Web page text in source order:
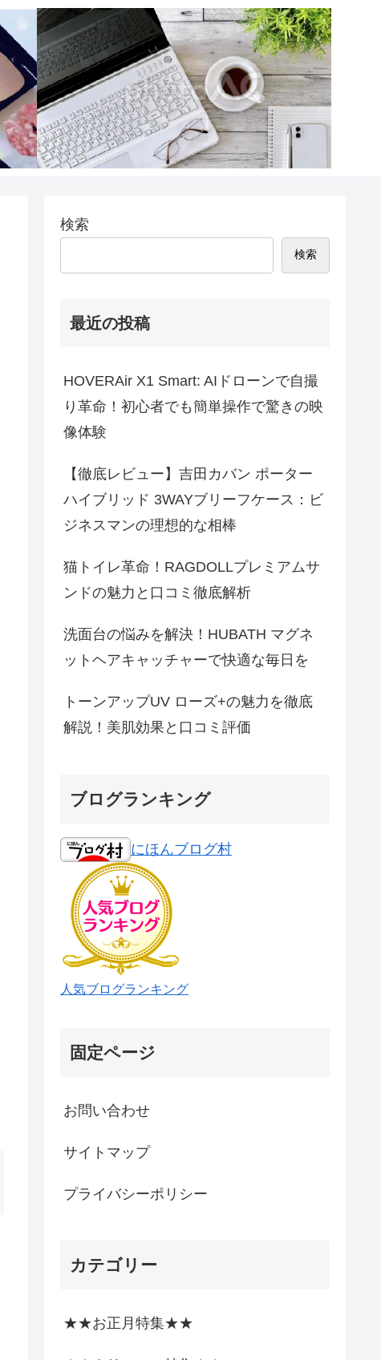
検索
検索
最近の投稿
HOVERAir X1 Smart: AIドローンで自撮
り革命！初心者でも簡単操作で驚きの映
像体験
【徹底レビュー】吉田カバン ポーター
ハイブリッド 3WAYブリーフケース：ビ
ジネスマンの理想的な相棒
猫トイレ革命！RAGDOLLプレミアムサ
ンドの魅力と口コミ徹底解析
洗面台の悩みを解決！HUBATH マグネ
ットヘアキャッチャーで快適な毎日を
トーンアップUV ローズ+の魅力を徹底
解説！美肌効果と口コミ評価
ブログランキング
にほんブログ村
人気ブログランキング
固定ページ
お問い合わせ
サイトマップ
プライバシーポリシー
カテゴリー
★★お正月特集★★